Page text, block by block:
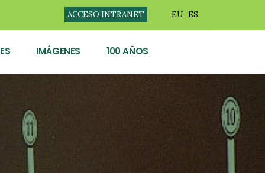
ACCESO INTRANET EU ES
IMÁGENES 100 AÑOS